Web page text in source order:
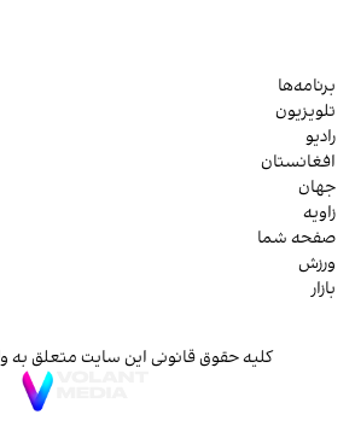
برنامه‌ها
تلویزیون
رادیو
افغانستان
جهان
زاویه
صفحه شما
ورزش
بازار
کلیه حقوق قانونی این سایت متعلق به